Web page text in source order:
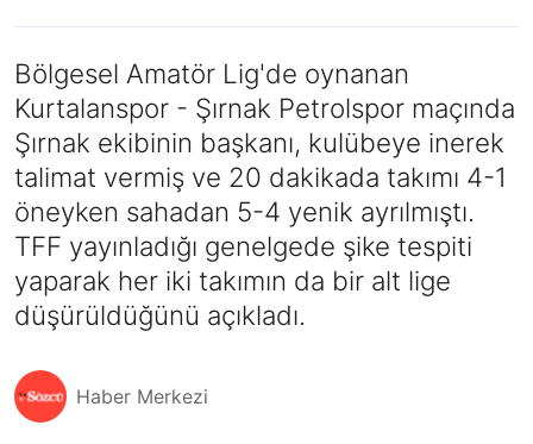
Bölgesel Amatör Lig'de oynanan
Kurtalanspor - Şırnak Petrolspor maçında
Şırnak ekibinin başkanı, kulübeye inerek
talimat vermiş ve 20 dakikada takımı 4-1
öneyken sahadan 5-4 yenik ayrılmıştı.
TFF yayınladığı genelgede şike tespiti
yaparak her iki takımın da bir alt lige
düşürüldüğünü açıkladı.
Haber Merkezi